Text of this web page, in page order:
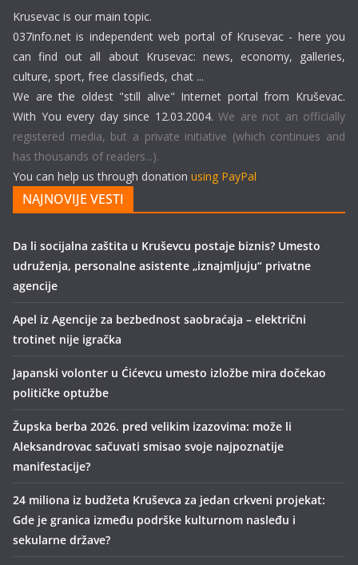
Krusevac is our main topic.
037info.net is independent web portal of Krusevac - here you
can find out all about Krusevac: news, economy, galleries,
culture, sport, free classifieds, chat ...
We are the oldest "still alive" Internet portal from Kruševac.
With You every day since 12.03.2004. We are not an officially
registered media, but a private initiative (which continues and
has thousands of readers...).
You can help us through donation using PayPal
NAJNOVIJE VESTI
Da li socijalna zaštita u Kruševcu postaje biznis? Umesto
udruženja, personalne asistente „iznajmljuju“ privatne
agencije
Apel iz Agencije za bezbednost saobraćaja – električni
trotinet nije igračka
Japanski volonter u Ćićevcu umesto izložbe mira dočekao
političke optužbe
Župska berba 2026. pred velikim izazovima: može li
Aleksandrovac sačuvati smisao svoje najpoznatije
manifestacije?
24 miliona iz budžeta Kruševca za jedan crkveni projekat:
Gde je granica između podrške kulturnom nasleđu i
sekularne države?